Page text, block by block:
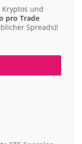
Kryptos und
pro Trade
Spreads)!